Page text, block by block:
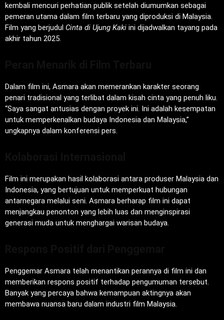
kembali mencuri perhatian publik setelah diumumkan sebagai
pemeran utama dalam film terbaru yang diproduksi di Malaysia.
Film yang berjudul Cinta di Ujung Kaki ini dijadwalkan tayang pada
akhir tahun 2025.
Dalam film ini, Asmara akan memerankan karakter seorang
penari tradisional yang terlibat dalam kisah cinta yang penuh liku.
“Saya sangat antusias dengan proyek ini. Ini adalah kesempatan
untuk memperkenalkan budaya Indonesia dan Malaysia,”
ungkapnya dalam konferensi pers.
Film ini merupakan hasil kolaborasi antara produser Malaysia dan
Indonesia, yang bertujuan untuk memperkuat hubungan
antarnegara melalui seni. Asmara berharap film ini dapat
menjangkau penonton yang lebih luas dan menginspirasi
generasi muda untuk menghargai warisan budaya.
Penggemar Asmara telah menantikan perannya di film ini dan
memberikan respons positif terhadap pengumuman tersebut.
Banyak yang percaya bahwa kemampuan aktingnya akan
membawa nuansa baru dalam industri film Malaysia.